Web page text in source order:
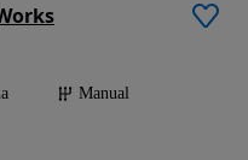
Manual